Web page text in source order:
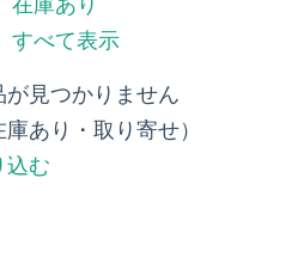
在庫あり
すべて表示
が見つかりません
庫あり・取り寄せ）
込む